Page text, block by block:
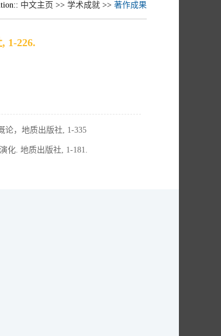
中文主页 >> 学术成就 >> 著作成果
1-226.
论，地质出版社, 1-335
化. 地质出版社, 1-181.